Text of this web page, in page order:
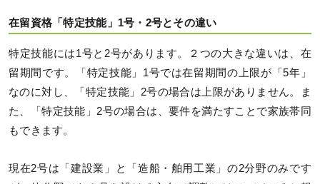
在留資格「特定技能」1号・2号とその違い
特定技能には1号と2号があります。２つの大きな違いは、在
留期間です。「特定技能」1号では在留期間の上限が「5年」
なのに対し、「特定技能」2号の場合は上限がありません。ま
た、「特定技能」2号の場合は、要件を満たすことで家族帯同
もできます。
現在2号は「建設業」と「造船・舶用工業」の2分野のみです